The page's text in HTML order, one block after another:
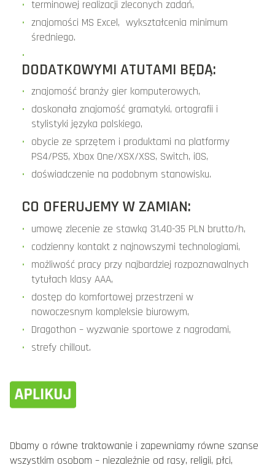
terminowej realizacji zleconych zadań,
znajomości MS Excel, wykształcenia minimum
średniego.
DODATKOWYMI ATUTAMI BĘDĄ:
znajomość branży gier komputerowych,
doskonała znajomość gramatyki, ortografii i
stylistyki języka polskiego,
obycie ze sprzętem i produktami na platformy
PS4/PS5, Xbox One/XSX/XSS, Switch, iOS,
doświadczenie na podobnym stanowisku.
CO OFERUJEMY W ZAMIAN:
umowę zlecenie ze stawką 31,40-35 PLN brutto/h,
codzienny kontakt z najnowszymi technologiami,
możliwość pracy przy najbardziej rozpoznawalnych
tytułach klasy AAA,
dostęp do komfortowej przestrzeni w
nowoczesnym kompleksie biurowym,
Dragothon – wyzwanie sportowe z nagrodami,
strefy chillout.
Dbamy o równe traktowanie i zapewniamy równe szanse
wszystkim osobom – niezależnie od rasy, religii, płci,